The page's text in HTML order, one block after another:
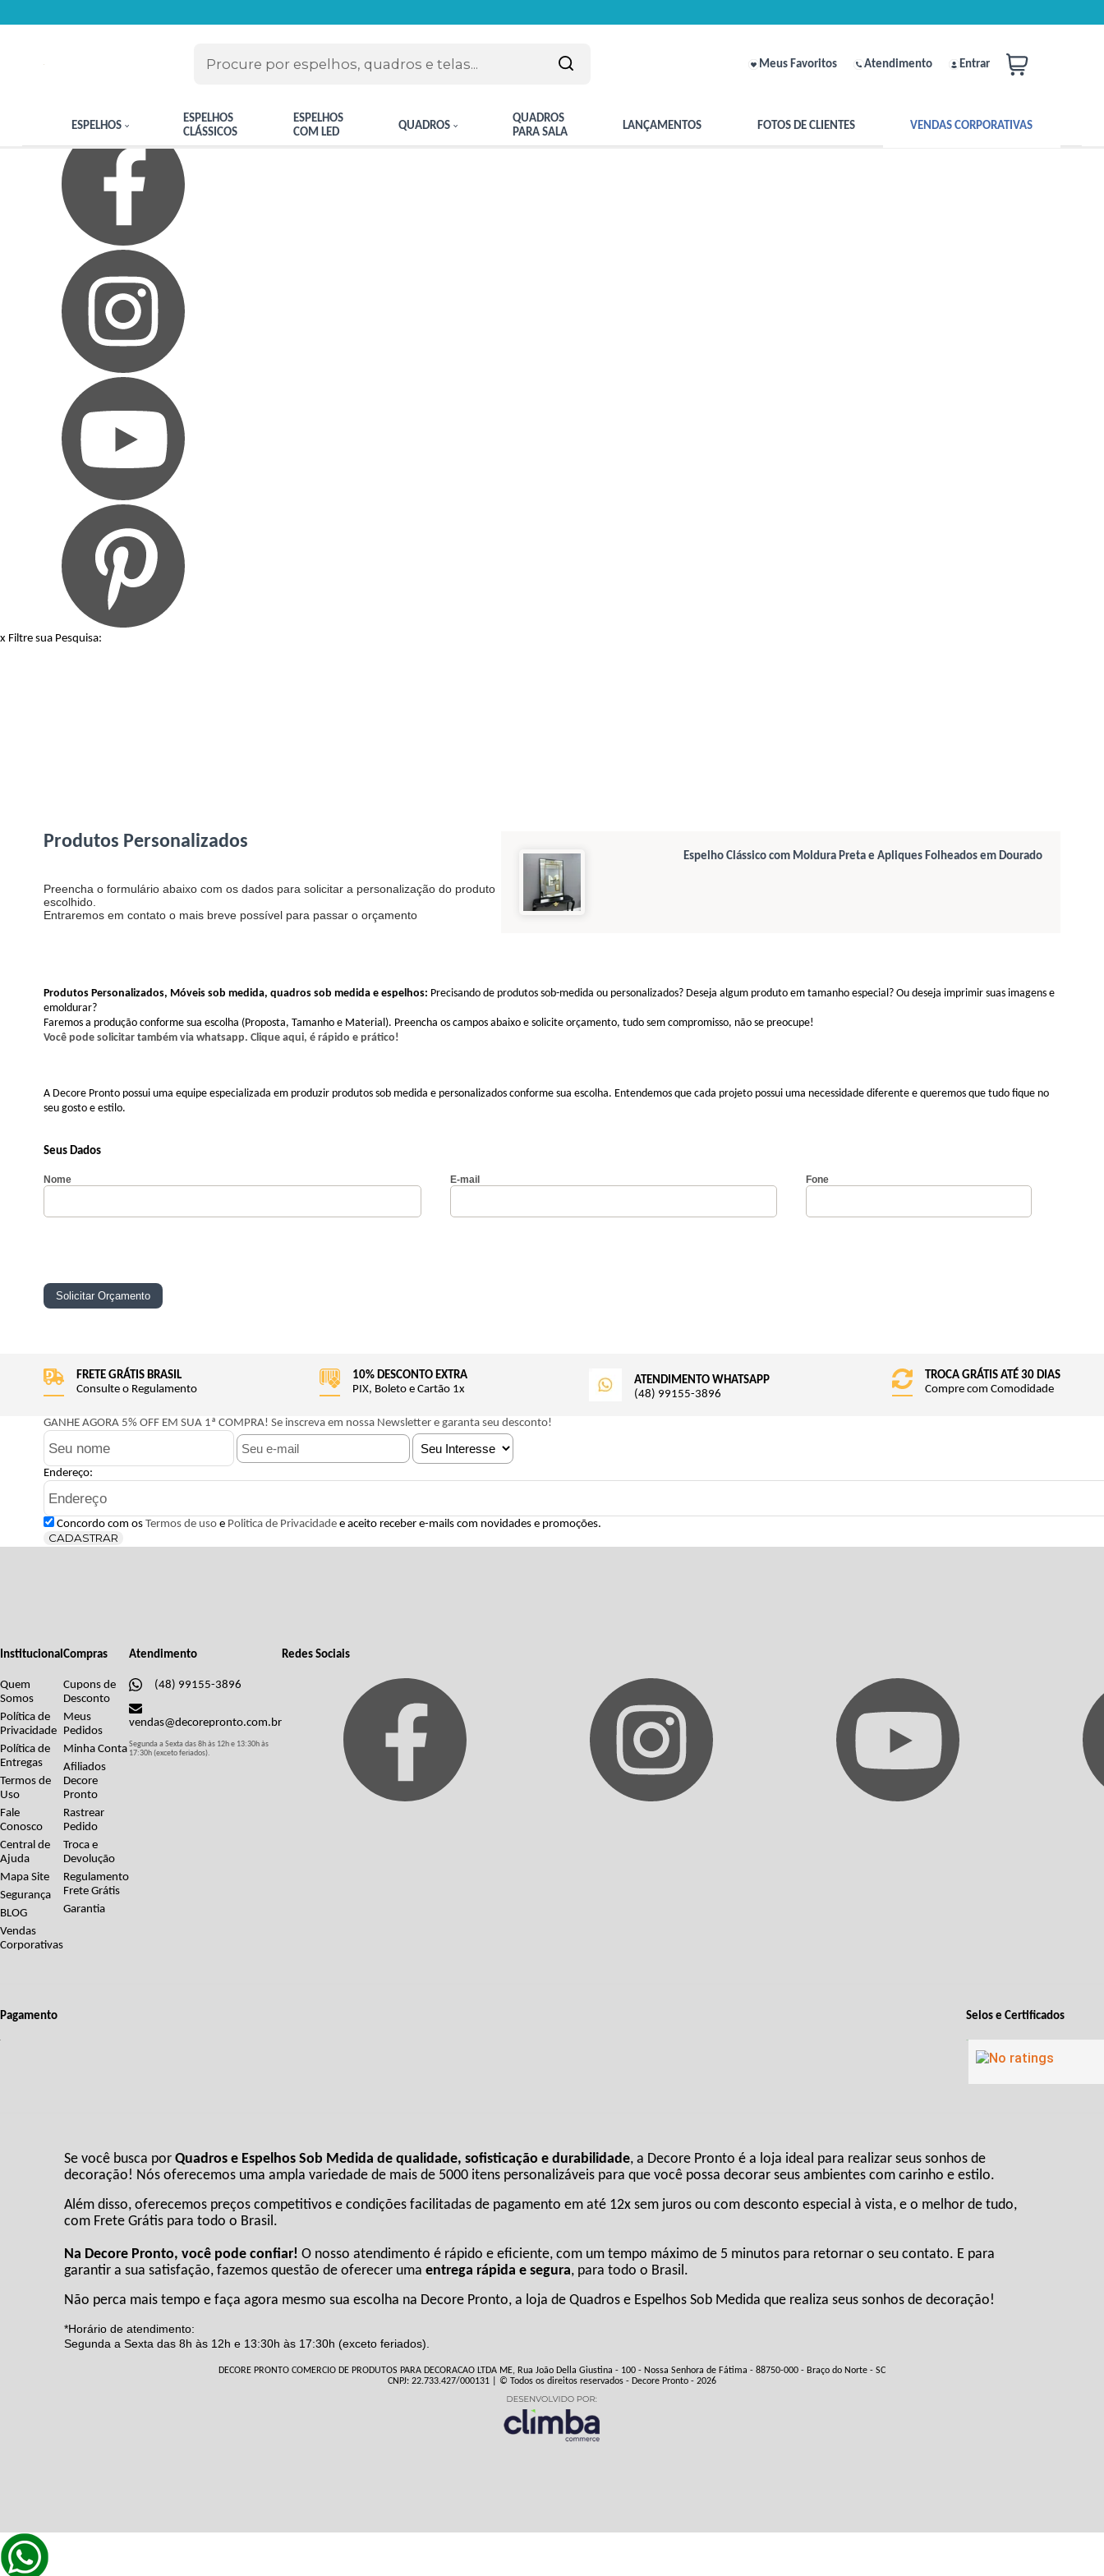
x Filtre sua Pesquisa:
Meus Favoritos Atendimento Entrar
ESPELHOS
ESPELHOS
CLÁSSICOS
ESPELHOS
COM LED
QUADROS
QUADROS
PARA SALA
LANÇAMENTOS FOTOS DE CLIENTES VENDAS CORPORATIVAS
Produtos Personalizados
Preencha o formulário abaixo com os dados para solicitar a personalização do produto
escolhido.
Entraremos em contato o mais breve possível para passar o orçamento
Espelho Clássico com Moldura Preta e Apliques Folheados em Dourado
Produtos Personalizados, Móveis sob medida, quadros sob medida e espelhos: Precisando de produtos sob-medida ou personalizados? Deseja algum produto em tamanho especial? Ou deseja imprimir suas imagens e
emoldurar?
Faremos a produção conforme sua escolha (Proposta, Tamanho e Material). Preencha os campos abaixo e solicite orçamento, tudo sem compromisso, não se preocupe!
Você pode solicitar também via whatsapp. Clique aqui, é rápido e prático!
A Decore Pronto possui uma equipe especializada em produzir produtos sob medida e personalizados conforme sua escolha. Entendemos que cada projeto possui uma necessidade diferente e queremos que tudo fique no
seu gosto e estilo.
Seus Dados
Nome E-mail Fone
FRETE GRÁTIS BRASIL
Consulte o Regulamento
10% DESCONTO EXTRA
PIX, Boleto e Cartão 1x
ATENDIMENTO WHATSAPP
(48) 99155-3896
TROCA GRÁTIS ATÉ 30 DIAS
Compre com Comodidade
GANHE AGORA 5% OFF EM SUA 1ª COMPRA! Se inscreva em nossa Newsletter e garanta seu desconto!
Endereço:
Concordo com os Termos de uso e Politica de Privacidade e aceito receber e-mails com novidades e promoções.
CADASTRAR
Institucional
Quem
Somos
Política de
Privacidade
Política de
Entregas
Termos de
Uso
Fale
Conosco
Central de
Ajuda
Mapa Site
Segurança
BLOG
Vendas
Corporativas
Compras
Cupons de
Desconto
Meus
Pedidos
Minha Conta
Afiliados
Decore
Pronto
Rastrear
Pedido
Troca e
Devolução
Regulamento
Frete Grátis
Garantia
Atendimento
(48) 99155-3896
vendas@decorepronto.com.br
Segunda a Sexta das 8h às 12h e 13:30h às
17:30h (exceto feriados).
Redes Sociais
Pagamento Selos e Certificados
Se você busca por Quadros e Espelhos Sob Medida de qualidade, sofisticação e durabilidade, a Decore Pronto é a loja ideal para realizar seus sonhos de
decoração! Nós oferecemos uma ampla variedade de mais de 5000 itens personalizáveis para que você possa decorar seus ambientes com carinho e estilo.
Além disso, oferecemos preços competitivos e condições facilitadas de pagamento em até 12x sem juros ou com desconto especial à vista, e o melhor de tudo,
com Frete Grátis para todo o Brasil.
Na Decore Pronto, você pode confiar! O nosso atendimento é rápido e eficiente, com um tempo máximo de 5 minutos para retornar o seu contato. E para
garantir a sua satisfação, fazemos questão de oferecer uma entrega rápida e segura, para todo o Brasil.
Não perca mais tempo e faça agora mesmo sua escolha na Decore Pronto, a loja de Quadros e Espelhos Sob Medida que realiza seus sonhos de decoração!
*Horário de atendimento:
Segunda a Sexta das 8h às 12h e 13:30h às 17:30h (exceto feriados).
DECORE PRONTO COMERCIO DE PRODUTOS PARA DECORACAO LTDA ME, Rua João Della Giustina - 100 - Nossa Senhora de Fátima - 88750-000 - Braço do Norte - SC
CNPJ: 22.733.427/000131 | © Todos os direitos reservados - Decore Pronto - 2026